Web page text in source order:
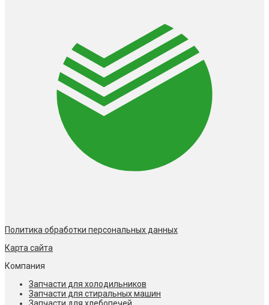
Политика обработки персональных данных
Карта сайта
Компания
Запчасти для холодильников
Запчасти для стиральных машин